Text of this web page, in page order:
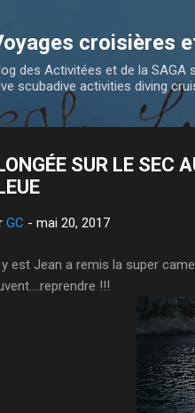
croisières
des Activitées et de la SAGA
scubadive activities diving
SUR LE SEC
GC - mai 20, 2017
y est Jean a remis la super
!!!